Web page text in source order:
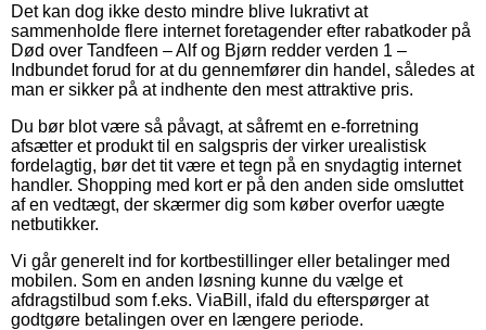
Det kan dog ikke desto mindre blive lukrativt at
sammenholde flere internet foretagender efter rabatkoder på
Død over Tandfeen – Alf og Bjørn redder verden 1 –
Indbundet forud for at du gennemfører din handel, således at
man er sikker på at indhente den mest attraktive pris.
Du bør blot være så påvagt, at såfremt en e-forretning
afsætter et produkt til en salgspris der virker urealistisk
fordelagtig, bør det tit være et tegn på en snydagtig internet
handler. Shopping med kort er på den anden side omsluttet
af en vedtægt, der skærmer dig som køber overfor uægte
netbutikker.
Vi går generelt ind for kortbestillinger eller betalinger med
mobilen. Som en anden løsning kunne du vælge et
afdragstilbud som f.eks. ViaBill, ifald du efterspørger at
godtgøre betalingen over en længere periode.